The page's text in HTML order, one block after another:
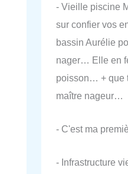
- Vieille piscine
sur confier vos
bassin Aurélie
nager… Elle en
poisson… + que
maître nageur…
- C'est ma
- Infrastructure